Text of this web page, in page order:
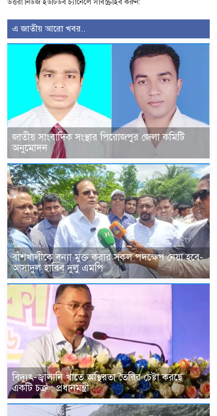
উত্তরা নিউজ ইউটিউব চ্যানেলে সাবস্ক্রাইব করুন:
এ জাতীয় আরো খবর..
জাতীয় সাংবাদিক সংস্থার পিরোজপুর জেলা কমিটি
অনুমোদন
বাঁশখালীকে বন্যা মুক্ত করার সকল পদক্ষেপ নেয়া হবে-
আসাদুল হাবিব দুলু এমপি
বিদ্যুৎ-জ্বালানি খাতে অস্থিরতা তৈরির চেষ্টা করছে
একটি চক্র : প্রধানমন্ত্রী